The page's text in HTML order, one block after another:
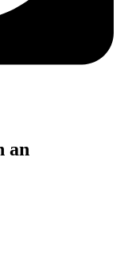
an